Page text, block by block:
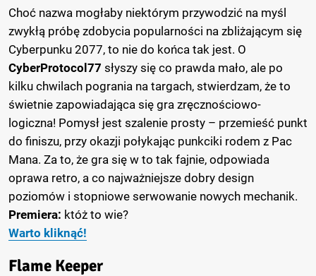
Choć nazwa mogłaby niektórym przywodzić na myśl
zwykłą próbę zdobycia popularności na zbliżającym się
Cyberpunku 2077, to nie do końca tak jest. O
CyberProtocol77 słyszy się co prawda mało, ale po
kilku chwilach pogrania na targach, stwierdzam, że to
świetnie zapowiadająca się gra zręcznościowo-
logiczna! Pomysł jest szalenie prosty – przemieść punkt
do finiszu, przy okazji połykając punkciki rodem z Pac
Mana. Za to, że gra się w to tak fajnie, odpowiada
oprawa retro, a co najważniejsze dobry design
poziomów i stopniowe serwowanie nowych mechanik.
Premiera: któż to wie?
Warto kliknąć!
Flame Keeper